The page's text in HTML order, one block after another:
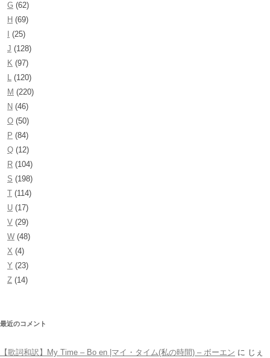
G (62)
H (69)
(25)
J (128)
K (97)
L (120)
M (220)
N (46)
O (50)
P (84)
Q (12)
R (104)
S (198)
T (114)
U (17)
V (29)
W (48)
X (4)
Y (23)
Z (14)
最近のコメント
【歌詞和訳】My Time – Bo en |マイ・タイム(私の時間) – ボーエン に じぇ